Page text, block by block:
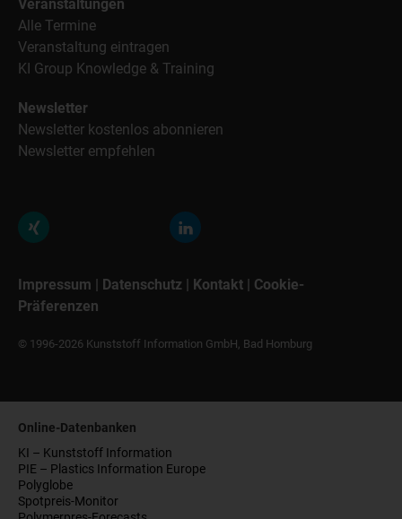
Veranstaltungen
Alle Termine
Veranstaltung eintragen
KI Group Knowledge & Training
Newsletter
Newsletter kostenlos abonnieren
Newsletter empfehlen
Impressum | Datenschutz | Kontakt | Cookie-
Präferenzen
© 1996-2026 Kunststoff Information GmbH, Bad Homburg
Online-Datenbanken
KI – Kunststoff Information
PIE – Plastics Information Europe
Polyglobe
Spotpreis-Monitor